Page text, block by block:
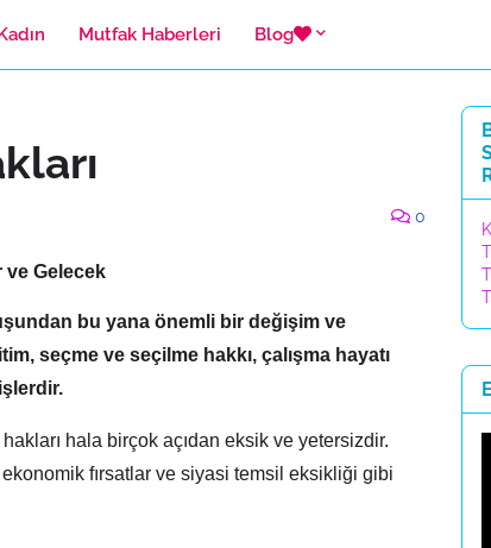
Mutfak Haberleri Blog
0
ve Gelecek
bu yana önemli bir değişim ve
seçme ve seçilme hakkı, çalışma hayatı
hala birçok açıdan eksik ve yetersizdir.
fırsatlar ve siyasi temsil eksikliği gibi